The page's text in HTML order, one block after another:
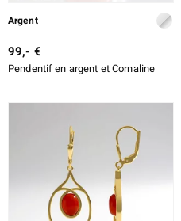
Argent
99,- €
Pendentif en argent et Cornaline